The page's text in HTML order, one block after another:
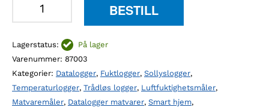
trådløs
datalogger
-
WiFi
BESTILL
Lagerstatus:
På lager
Varenummer: 87003
Kategorier: Datalogger, Fuktlogger, Sollyslogger,
Temperaturlogger, Trådløs logger, Luftfuktighetsmåler,
Matvaremåler, Datalogger matvarer, Smart hjem,